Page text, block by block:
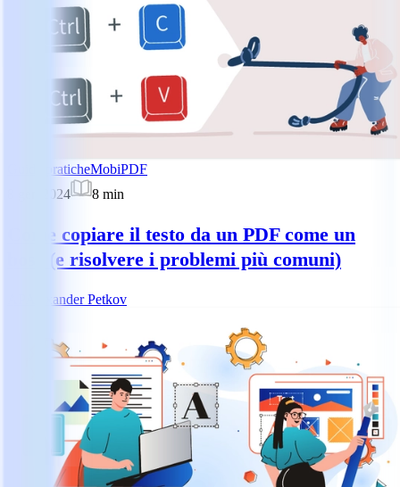
Guide praticheMobiPDF
8 gen 2024
8 min
Come copiare il testo da un PDF come un
boss (e risolvere i problemi più comuni)
Alexander Petkov